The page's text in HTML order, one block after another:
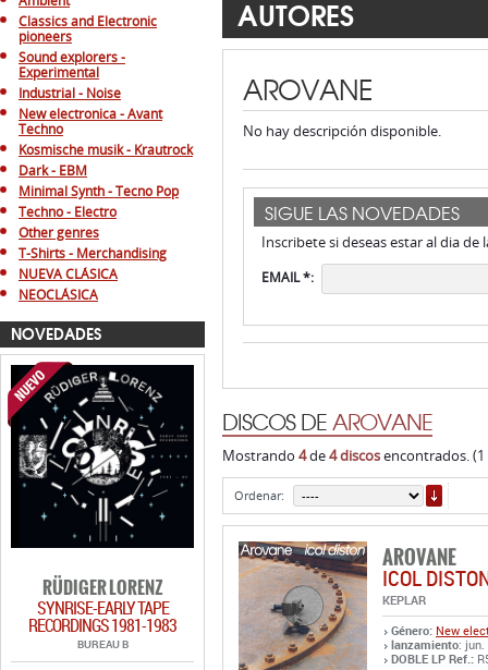
Classics and Electronic
pioneers
Sound explorers -
Experimental
Industrial - Noise
New electronica - Avant
Techno
Kosmische musik - Krautrock
Dark - EBM
Minimal Synth - Tecno Pop
Techno - Electro
Other genres
T-Shirts - Merchandising
NUEVA CLÁSICA
NEOCLÁSICA
NOVEDADES
RÜDIGER LORENZ
SYNRISE-EARLY TAPE
RECORDINGS 1981-1983
BUREAU B
AUTORES
AROVANE
No hay descripción disponible.
SIGUE LAS NOVEDADES
Inscribete si deseas estar al dia
EMAIL *:
DISCOS DEAROVANE
Mostrando 4de4 discosencontrados. (1
Ordenar:
AROVANE
ICOL
KEPLAR
Género: New
lanzamiento: jun.
DOBLE LP Ref.: